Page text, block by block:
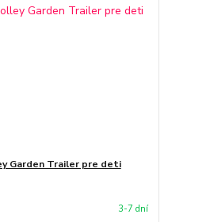
Garden Trailer pre deti
3-7 dní